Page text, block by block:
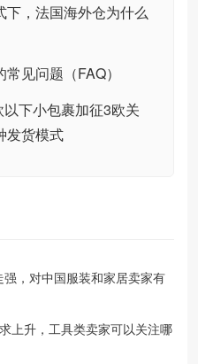
下，法国海外仓为什么
见问题（FAQ）
下小包裹加征3欧关
发货模式
，对中国服装和家居卖家有
上升，工具类卖家可以关注哪